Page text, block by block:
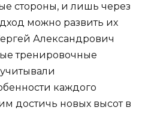
стороны, и лишь через
можно развить их
Александрович
тренировочные
каждого
достичь новых высот в